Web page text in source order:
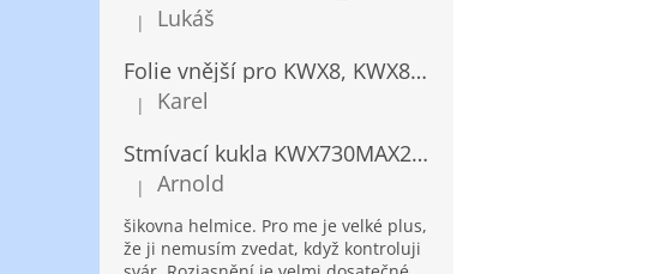
Hodnocení produktu je 5 z 5 hvězdiček.
|
Lukáš
Folie vnější pro KWX8, KWX820/ 10ks
Hodnocení produktu je 5 z 5 hvězdiček.
|
Karel
Stmívací kukla KWX730MAX2,5!® + NANOClean
Hodnocení produktu je 5 z 5 hvězdiček.
| Arnold
šikovna helmice. Pro me je velké plus,
že ji nemusím zvedat, když kontroluji